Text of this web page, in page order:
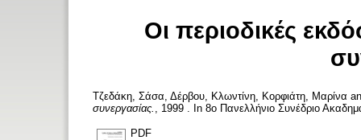
Οι περιοδικές
Τζεδάκη, Σάσα Δέρβου, Κλωντίνη Κορφιάτη, Μαρίνα
συνεργασίας.
, 1999 . In 8ο Πανελλήνιο Συνέδριο
PDF